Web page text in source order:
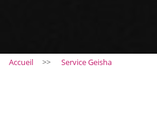
Accueil >> Service Geisha